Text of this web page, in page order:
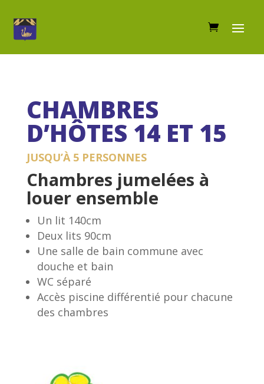
CHAMBRES
D’HÔTES 14 ET 15
JUSQU’À 5 PERSONNES
Chambres jumelées à
louer ensemble
Un lit 140cm
Deux lits 90cm
Une salle de bain commune avec
douche et bain
WC séparé
Accès piscine différentié pour chacune
des chambres